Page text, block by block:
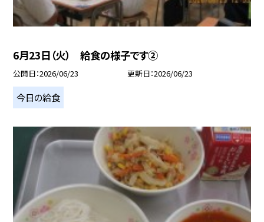
6月23日（火） 給食の様子です②
公開日 2026/06/23 更新日 2026/06/23
今日の給食